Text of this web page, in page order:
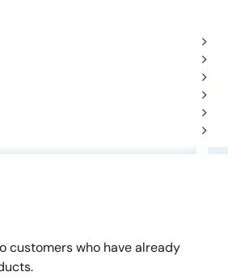
Voltage
customers who have already